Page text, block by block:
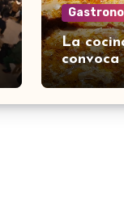
La
convoca